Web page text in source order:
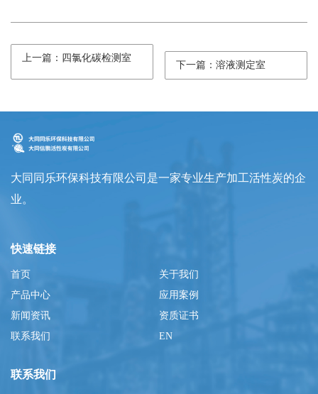
上一篇：四氯化碳检测室
下一篇：溶液测定室
大同同乐环保科技有限公司是一家专业生产加工活性炭的企
业。
快速链接
首页
关于我们
产品中心
应用案例
新闻资讯
资质证书
联系我们
EN
联系我们